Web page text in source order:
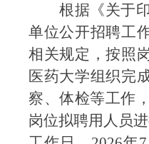
根据 《关于
单位公开招聘工
相关规定，按照
医药大学组织完
察、体检等工作
岗位拟聘用人员